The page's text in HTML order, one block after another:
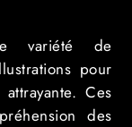
variété de
pour
Ces
des